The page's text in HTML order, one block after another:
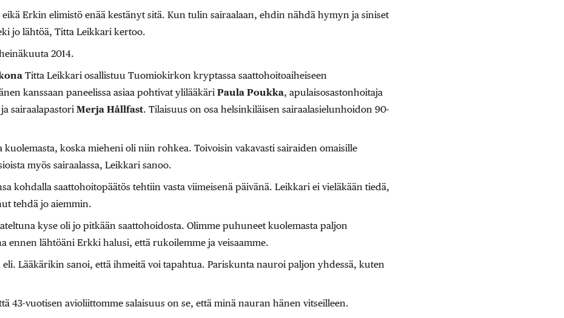
eikä Erkin elimistö enää kestänyt sitä. Kun tulin sairaalaan, ehdin nähdä hymyn ja siniset
jo lähtöä, Titta Leikkari kertoo.
2014.
Titta Leikkari osallistuu Tuomiokirkon kryptassa saattohoitoaiheiseen
kanssaan paneelissa asiaa pohtivat ylilääkäriPaula Poukka, apulaisosastonhoitaja
sairaalapastori Merja Hållfast. Tilaisuus on osa helsinkiläisen sairaalasielunhoidon 90-
kuolemasta, koska mieheni oli niin rohkea. Toivoisin vakavasti sairaiden omaisille
myös sairaalassa, Leikkari sanoo.
kohdalla saattohoitopäätös tehtiin vasta viimeisenä päivänä. Leikkari ei vieläkään tiedä,
tehdä jo aiemmin.
kyse oli jo pitkään saattohoidosta. Olimme puhuneet kuolemasta paljon
ennen lähtöäni Erkki halusi, että rukoilemme ja veisaamme.
Lääkärikin sanoi, että ihmeitä voi tapahtua. Pariskunta nauroi paljon yhdessä, kuten
43-vuotisen avioliittomme salaisuus on se, että minä nauran hänen vitseilleen.